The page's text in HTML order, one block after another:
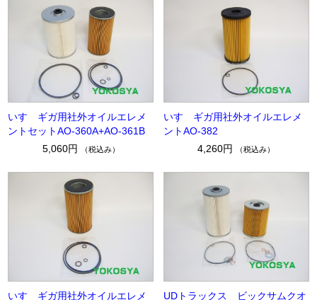
いすゞギガ用社外オイルエレメ
ントセットAO-360A+AO-361B
5,060円
（税込み）
いすゞギガ用社外オイルエレメ
ントAO-382
4,260円
（税込み）
いすゞギガ用社外オイルエレメ
UDトラックス ビックサムクオ